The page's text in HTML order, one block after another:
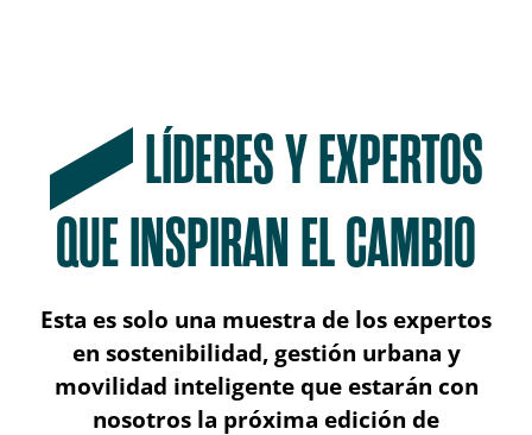
LÍDERES Y EXPERTOS
QUE INSPIRAN EL CAMBIO
Esta es solo una muestra de los expertos
en sostenibilidad, gestión urbana y
movilidad inteligente que estarán con
nosotros la próxima edición de